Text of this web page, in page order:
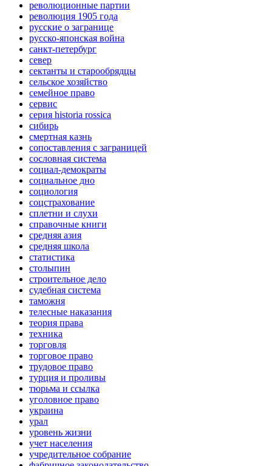
революционные партии
революция 1905 года
русские о загранице
русско-японская война
санкт-петербург
север
сектанты и старообрядцы
сельское хозяйство
семейное право
сервис
серия historia rossica
сибирь
смертная казнь
сопоставления с заграницей
сословная система
социал-демократы
социальное дно
социология
соцстрахование
сплетни и слухи
справочные книги
средняя азия
средняя школа
статистика
столыпин
строительное дело
судебная система
таможня
телесные наказания
теория права
техника
торговля
торговое право
трудовое право
турция и проливы
тюрьма и ссылка
уголовное право
украина
урал
уровень жизни
учет населения
учредительное собрание